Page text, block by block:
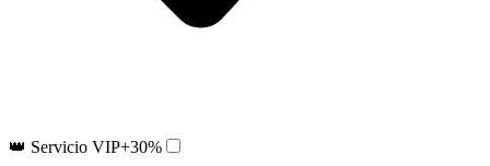
👑 Servicio VIP+30%